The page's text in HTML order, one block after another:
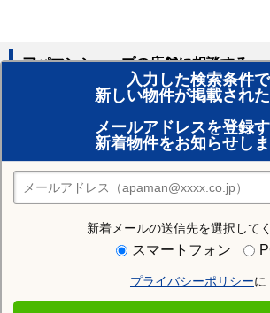
入力した検索条件で
新しい物件が掲載され
メールアドレスを登録
新着物件をお知らせしま
新着メールの送信先を選択して
スマートフォン
プライバシーポリシーに
アパマンショップの店舗に相談する
賃貸のプロがお部屋探し！
おまかせ物件リクエスト
住みたい街の店舗を探す
店舗検索
みどり台駅